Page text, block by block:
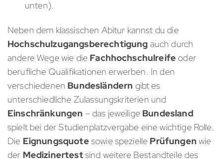
unten).
Neben dem klassischen Abitur kannst du die
Hochschulzugangsberechtigung auch durch
andere Wege wie die Fachhochschulreife oder
berufliche Qualifikationen erwerben. In den
verschiedenen Bundesländern gibt es
unterschiedliche Zulassungskriterien und
Einschränkungen – das jeweilige Bundesland
spielt bei der Studienplatzvergabe eine wichtige Rolle.
Die Eignungsquote sowie spezielle Prüfungen wie
der Medizinertestsind weitere Bestandteile des